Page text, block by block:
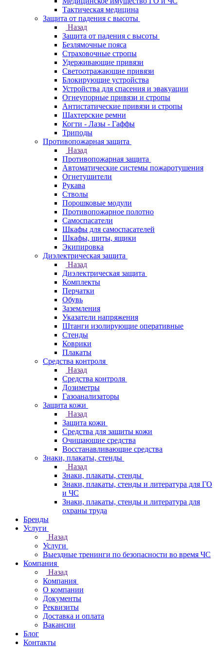
Тактическая медицина
Защита от падения с высоты
Назад
Защита от падения с высоты
Безлямочные пояса
Страховочные стропы
Удерживающие привязи
Светоотражающие привязи
Блокирующие устройства
Устройства для спасения и эвакуации
Огнеупорные привязи и стропы
Антистатические привязи и стропы
Шахтерские ремни
Когти - Лазы - Гаффы
Триподы
Противопожарная защита
Назад
Противопожарная защита
Автоматические системы пожаротушения
Огнетушители
Рукава
Стволы
Порошковые модули
Противопожарное полотно
Самоспасатели
Шкафы для самоспасателей
Шкафы, щиты, ящики
Экипировка
Диэлектрическая защита
Назад
Диэлектрическая защита
Комплекты
Перчатки
Обувь
Заземления
Указатели напряжения
Штанги изолирующие оперативные
Стенды
Коврики
Плакаты
Средства контроля
Назад
Средства контроля
Дозиметры
Газоанализаторы
Защита кожи
Назад
Защита кожи
Средства для защиты кожи
Очищающие средства
Восстанавливающие средства
Знаки, плакаты, стенды
Назад
Знаки, плакаты, стенды
Знаки, плакаты, стенды и литература для ГО
и ЧС
Знаки, плакаты, стенды и литература для
охраны труда
Бренды
Услуги
Назад
Услуги
Выездные тренинги по безопасности во время ЧС
Компания
Назад
Компания
О компании
Документы
Реквизиты
Доставка и оплата
Вакансии
Блог
Контакты